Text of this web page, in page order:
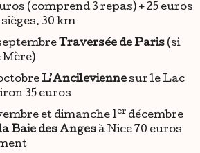
(comprend 3 repas) + 25 euros
30 km
Traversée de Paris (si
Mère)
L’Ancilevienne sur le Lac
35 euros
et dimanche 1er décembre
Baie des Anges à Nice 70 euros